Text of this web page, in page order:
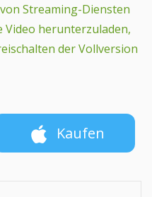
Streaming-Diensten
Video herunterzuladen,
der Vollversion
Kaufen